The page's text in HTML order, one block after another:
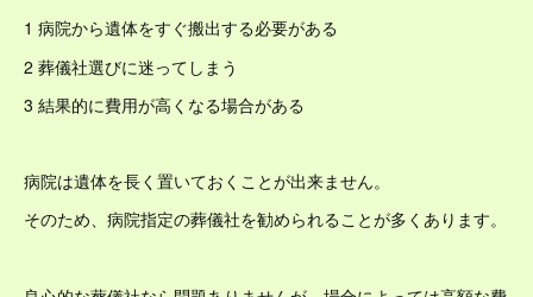
1 病院から遺体をすぐ搬出する必要がある
2 葬儀社選びに迷ってしまう
3 結果的に費用が高くなる場合がある
病院は遺体を長く置いておくことが出来ません。
そのため、病院指定の葬儀社を勧められることが多くあります。